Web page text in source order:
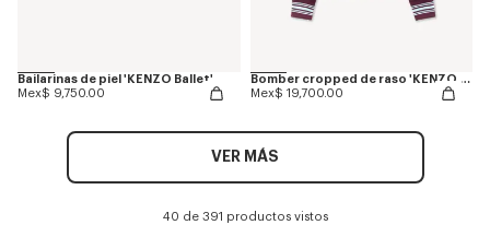
Bailarinas de piel 'KENZO Ballet'
Mex$ 9,750.00
Bomber cropped de raso 'KENZO Varsity'
Mex$ 19,700.00
VER MÁS
40 de 391 productos vistos